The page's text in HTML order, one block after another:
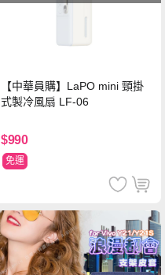
【中華員購】LaPO mini 頸掛
式製冷風扇 LF-06
$990
免運